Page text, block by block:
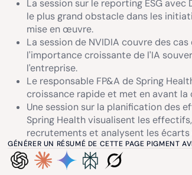
La session sur le reporting ESG
le plus grand obstacle dans les
mise en œuvre.
La session de NVIDIA couvre des
l'importance croissante de l'IA
l'entreprise.
Le responsable FP&A de Spring
croissance rapide et met en avant
Une session sur la planification des
Spring Health visualisent les
recrutements et analysent les
GÉNÉRER UN RÉSUMÉ DE CETTE PAGE PIGMENT